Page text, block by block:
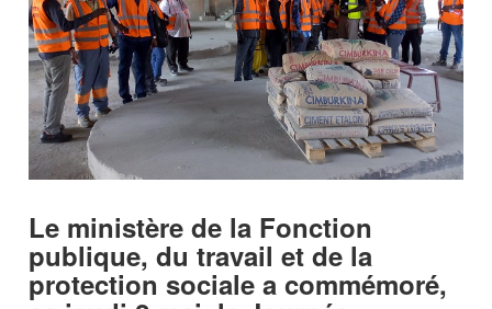
Le ministère de la Fonction
publique, du travail et de la
protection sociale a commémoré,